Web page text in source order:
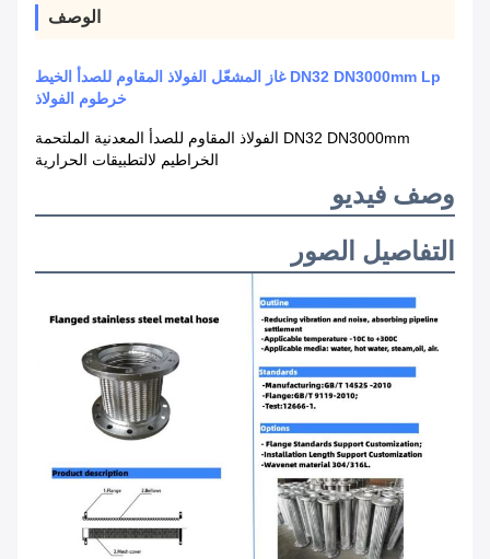
الوصف
DN32 DN3000mm Lp غاز المشعّل الفولاذ المقاوم للصدأ الخيط
خرطوم الفولاذ
DN32 DN3000mm الفولاذ المقاوم للصدأ المعدنية الملتحمة
الخراطيم لالتطبيقات الحرارية
وصف فيديو
التفاصيل الصور